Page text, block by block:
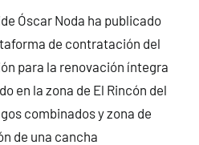
Óscar Noda ha publicado
de contratación del
para la renovación íntegra
en la zona de El Rincón del
combinados y zona de
de una cancha